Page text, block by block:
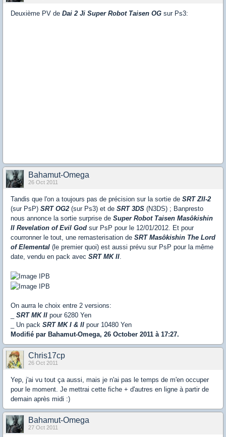
Deuxième PV de Dai 2 Ji Super Robot Taisen OG sur Ps3:
Bahamut-Omega
26 Oct 2011
Tandis que l'on a toujours pas de précision sur la sortie de SRT ZII-2
(sur PsP) SRT OG2 (sur Ps3) et de SRT 3DS (N3DS) ; Banpresto
nous annonce la sortie surprise de Super Robot Taisen Masôkishin
II Revelation of Evil God sur PsP pour le 12/01/2012. Et pour
courronner le tout, une remasterisation de SRT Masôkishin The Lord
of Elemental (le premier quoi) est aussi prévu sur PsP pour la même
date, vendu en pack avec SRT MK II
On aurra le choix entre 2 versions:
SRT MK II pour 6280 Yen
_ Un pack SRT MK I & II pour 10480 Yen
Modifié par Bahamut-Omega, 26 October 2011 à 17:27.
Chris17cp
26 Oct 2011
Yep, j'ai vu tout ça aussi, mais je n'ai pas le temps de m'en occuper
pour le moment. Je mettrai cette fiche + d'autres en ligne à partir de
demain après midi :)
Bahamut-Omega
27 Oct 2011